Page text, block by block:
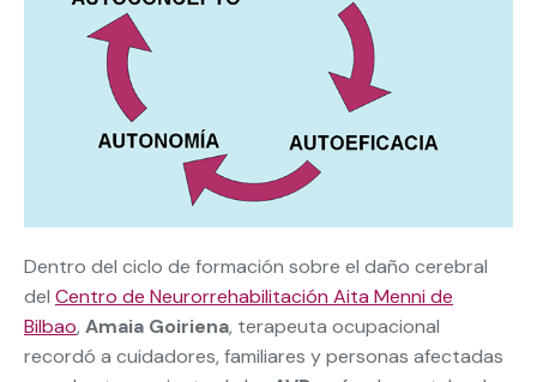
Dentro del ciclo de formación sobre el daño cerebral
del Centro de Neurorrehabilitación Aita Menni de
Bilbao, Amaia Goiriena, terapeuta ocupacional
recordó a cuidadores, familiares y personas afectadas